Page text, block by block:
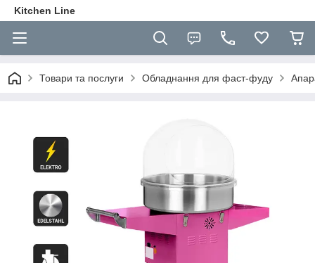
Kitchen Line
Товари та послуги Обладнання для фаст-фуду